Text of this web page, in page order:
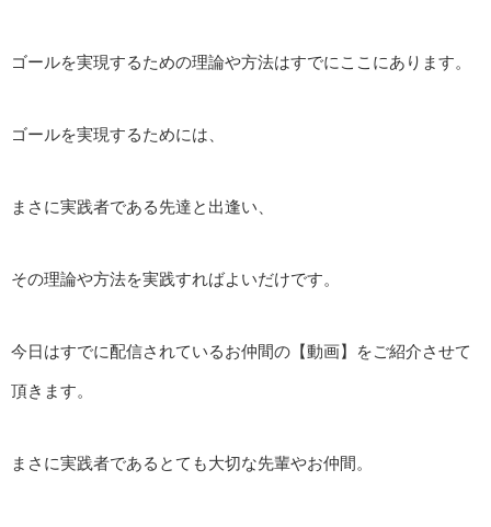
ゴールを実現するための理論や方法はすでにここにあります。
ゴールを実現するためには、
まさに実践者である先達と出逢い、
その理論や方法を実践すればよいだけです。
今日はすでに配信されているお仲間の【動画】をご紹介させて
頂きます。
まさに実践者であるとても大切な先輩やお仲間。